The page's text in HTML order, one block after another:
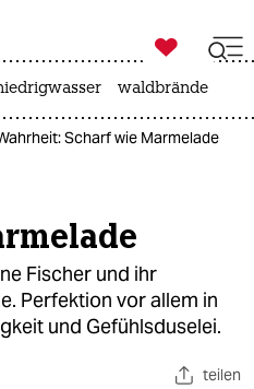
ich

taz zahl ich
waldbrände
Scharf wie Marmelade
Fischer und ihr
Perfektion vor allem in
und Gefühlsduselei.
teilen